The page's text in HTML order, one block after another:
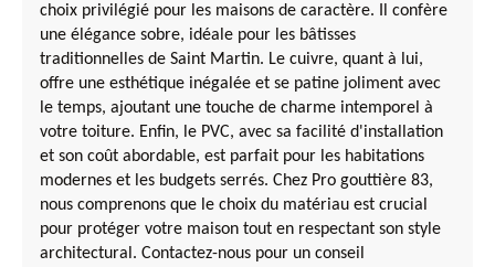
choix privilégié pour les maisons de caractère. Il confère
une élégance sobre, idéale pour les bâtisses
traditionnelles de Saint Martin. Le cuivre, quant à lui,
offre une esthétique inégalée et se patine joliment avec
le temps, ajoutant une touche de charme intemporel à
votre toiture. Enfin, le PVC, avec sa facilité d'installation
et son coût abordable, est parfait pour les habitations
modernes et les budgets serrés. Chez Pro gouttière 83,
nous comprenons que le choix du matériau est crucial
pour protéger votre maison tout en respectant son style
architectural. Contactez-nous pour un conseil